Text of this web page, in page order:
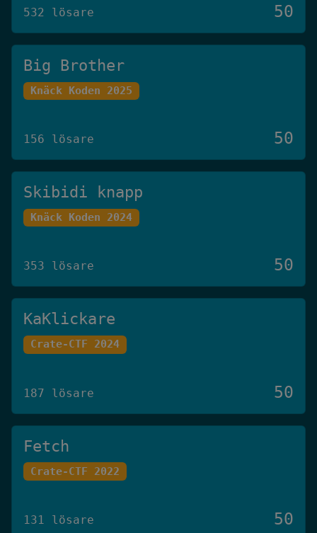
532 lösare 50
Big Brother
Knäck Koden 2025
156 lösare 50
Skibidi knapp
Knäck Koden 2024
353 lösare 50
KaKlickare
Crate-CTF 2024
187 lösare 50
Fetch
Crate-CTF 2022
131 lösare 50